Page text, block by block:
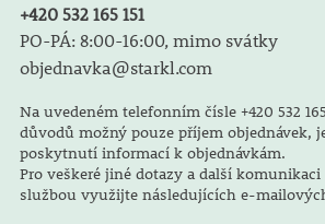
+420 532 165 151
PO-PÁ: 8:00-16:00, mimo svátky
objednavka@starkl.com
Na uvedeném telefonním čísle +420 532
důvodů možný pouze příjem objednávek,
poskytnutí informací k objednávkám.
Pro veškeré jiné dotazy a další
službou využijte následujících e-